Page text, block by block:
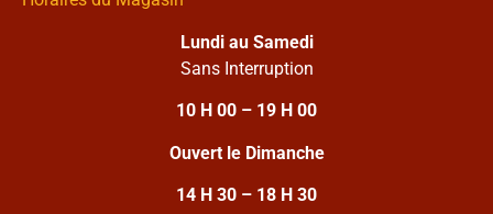
Lundi au Samedi
Sans Interruption
10 H 00 – 19 H 00
Ouvert le Dimanche
14 H 30 – 18 H 30